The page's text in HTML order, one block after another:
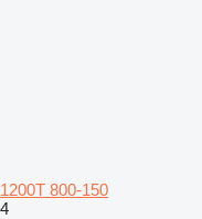
1200T 800-150
4